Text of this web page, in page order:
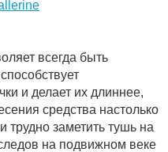
всегда быть
и делает их длиннее,
средства настолько
трудно заметить тушь на
на подвижном веке